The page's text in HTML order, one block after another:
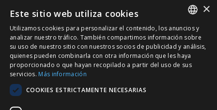
Central
08290 Cerdanyola Vallès
Barcelona (Spain)
Barcelona (I+D)
C/ Josep Estivill, 11-13
(Spain)
SPANISH
CATALÀ
ENGLISH
×
Este sitio web utiliza cookies
Utilizamos cookies para personalizar el contenido, los anuncios y
analizar nuestro tráfico. También compartimos información sobre
su uso de nuestro sitio con nuestros socios de publicidad y análisis,
quienes pueden combinarla con otra información que les haya
proporcionado o que hayan recopilado a partir del uso de sus
servicios. Más información
COOKIES ESTRICTAMENTE NECESARIAS